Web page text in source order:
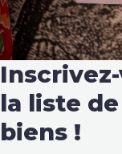
la liste
biens !